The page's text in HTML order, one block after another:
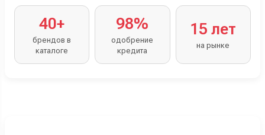
40+
брендов в
каталоге
98%
одобрение
кредита
15 лет
на рынке